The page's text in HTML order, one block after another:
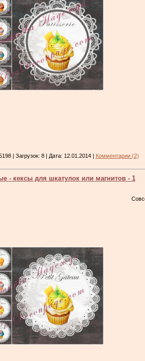
| Загрузок: 8 | Дата: 12.01.2014| Комментарии (2)
- кексы для шкатулок или магнитов - 1